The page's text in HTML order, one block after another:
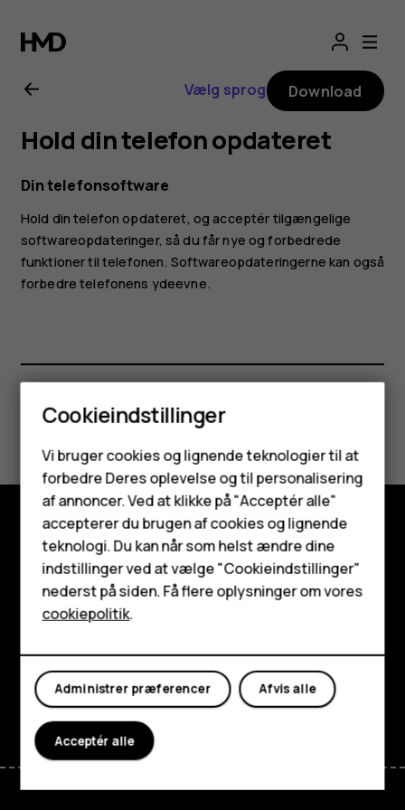
Brugervejledning
til
Nokia
XR20
Smartphones
Feature-telefoner
Tilbehør
HMD Terra M
Tablets
Min konto
Vælg sprog Download
Hold din telefon opdateret
Din telefonsoftware
Hold din telefon opdateret, og acceptér tilgængelige
softwareopdateringer, så du får nye og forbedrede
funktioner til telefonen. Softwareopdateringerne kan også
forbedre telefonens ydeevne.
Synes du, dette var nyttigt?
Ja Nej
Udforsk
Om
Planet and people
Support
FacebookInstagram
TiktokYoutubeLinkedinDiscord
Cookieindstillinger
Vi bruger cookies og lignende teknologier til at
forbedre Deres oplevelse og til personalisering
af annoncer. Ved at klikke på "Acceptér alle"
accepterer du brugen af cookies og lignende
teknologi. Du kan når som helst ændre dine
indstillinger ved at vælge "Cookieindstillinger"
nederst på siden. Få flere oplysninger om vores
cookiepolitik.
Afvis alle
Administrer præferencer
Acceptér alle